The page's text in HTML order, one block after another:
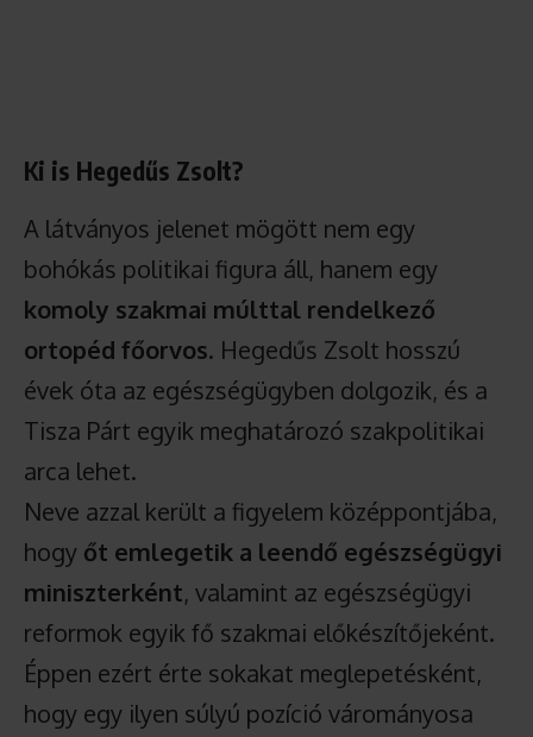
Ki is Hegedűs Zsolt?
A látványos jelenet mögött nem egy
bohókás politikai figura áll, hanem egy
komoly szakmai múlttal rendelkező
ortopéd főorvos. Hegedűs Zsolt hosszú
évek óta az egészségügyben dolgozik, és a
Tisza Párt egyik meghatározó szakpolitikai
arca lehet.
Neve azzal került a figyelem középpontjába,
hogy őt emlegetik a leendő egészségügyi
miniszterként, valamint az egészségügyi
reformok egyik fő szakmai előkészítőjeként.
Éppen ezért érte sokakat meglepetésként,
hogy egy ilyen súlyú pozíció várományosa